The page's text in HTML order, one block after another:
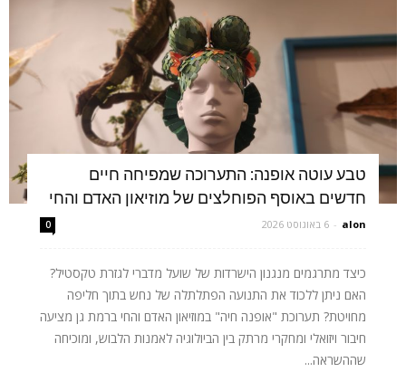
טבע עוטה אופנה: התערוכה שמפיחה חיים
חדשים באוסף הפוחלצים של מוזיאון האדם והחי
alon
- 6 באוגוסט 2026 0
כיצד מתרגמים מנגנון הישרדות של שועל מדברי לגזרת טקסטיל?
האם ניתן ללכוד את התנועה הפתלתלה של נחש בתוך חליפה
מחויטת? תערוכת "אופנה חיה" במוזיאון האדם והחי ברמת גן מציעה
חיבור ויזואלי ומחקרי מרתק בין הביולוגיה לאמנות הלבוש, ומוכיחה
שההשראה...